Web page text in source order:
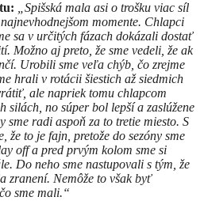
„Spišská mala asi o trošku viac síl
momente. Chlapci
sa v určitých fázach dokázali dostať
Možno aj preto, že sme vedeli, že ak
Urobili sme veľa chýb, čo zrejme
hrali v rotácii šiestich až siedmich
ale napriek tomu chlapcom
no súper bol lepší a zaslúžene
radi aspoň za to tretie miesto. S
že to je fajn, pretože do sezóny sme
off a pred prvým kolom sme si
Do neho sme nastupovali s tým, že
zranení. Nemôže to však byť
sme mali.“